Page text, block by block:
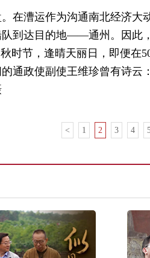
在漕运作为沟通南北经济
到达目的地——通州。因此
时节，逢晴天丽日，即便
通政使副使王维珍曾有诗云
< 1 2 3 4